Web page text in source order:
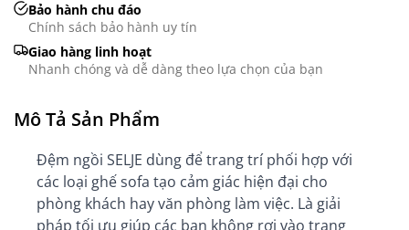
Bảo hành chu đáo
Chính sách bảo hành uy tín
Giao hàng linh hoạt
Nhanh chóng và dễ dàng theo lựa chọn của bạn
Mô Tả Sản Phẩm
Đệm ngồi SELJE dùng để trang trí phối hợp với
các loại ghế sofa tạo cảm giác hiện đại cho
phòng khách hay văn phòng làm việc. Là giải
pháp tối ưu giúp các bạn không rơi vào trạng